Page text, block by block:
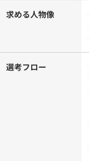
求める人物像
選考フロー